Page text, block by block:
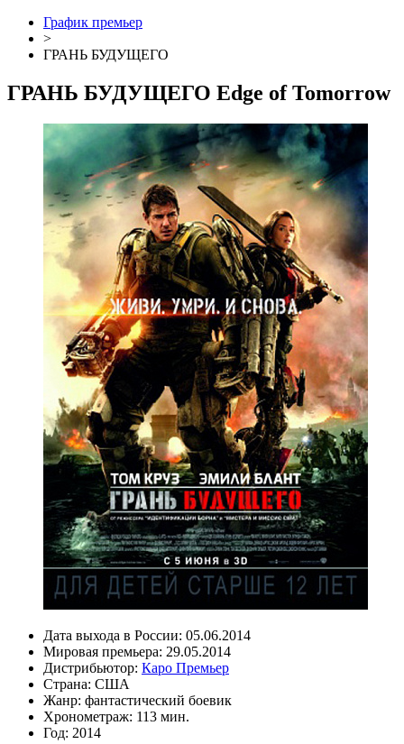
График премьер
>
ГРАНЬ БУДУЩЕГО
ГРАНЬ БУДУЩЕГО Edge of Tomorrow
Дата выхода в России: 05.06.2014
Мировая премьера: 29.05.2014
Дистрибьютор: Каро Премьер
Страна: США
Жанр: фантастический боевик
Хронометраж: 113 мин.
Год: 2014